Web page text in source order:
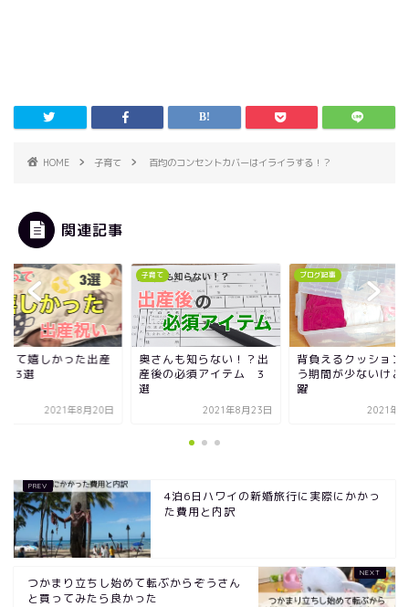
HOME 子育て 百均のコンセントカバーはイライラする！？
関連記事
んも知らない！？出
の必須アイテム 3
2021年8月23日
ブログ記事
背負えるクッションは使
う期間が少ないけど大活
躍
2021年4月3日
子育て
もらって嬉しかった
祝い 3選
2021年8
4泊6日ハワイの新婚旅行に実際にかかっ
た費用と内訳
つかまり立ちし始めて転ぶからぞうさん
と買ってみたら良かった